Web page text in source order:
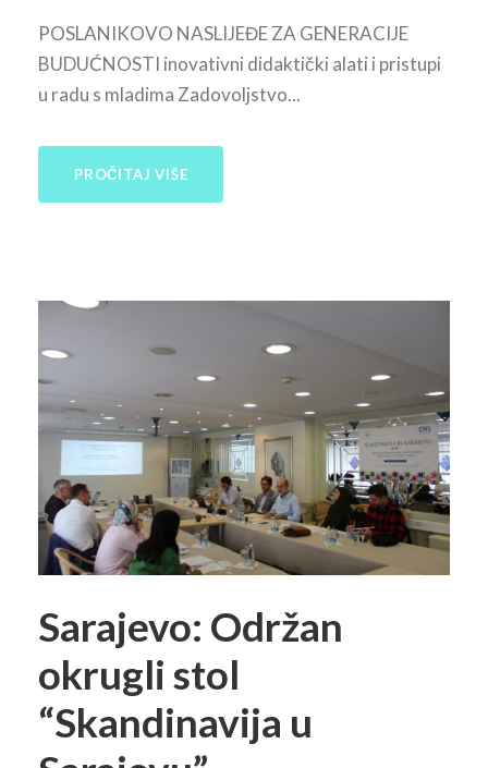
POSLANIKOVO NASLIJEĐE ZA GENERACIJE
BUDUĆNOSTI inovativni didaktički alati i pristupi
u radu s mladima Zadovoljstvo...
PROČITAJ VIŠE
Sarajevo: Održan
okrugli stol
“Skandinavija u